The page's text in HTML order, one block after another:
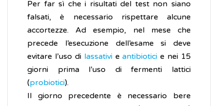
Per far sì che i risultati del test non siano
falsati, è necessario rispettare alcune
accortezze. Ad esempio, nel mese che
precede l’esecuzione dell’esame si deve
evitare l’uso di lassativieantibiotici e nei 15
giorni prima l’uso di fermenti lattici
(probiotici).
Il giorno precedente è necessario bere